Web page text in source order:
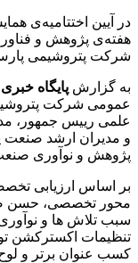
در آیین اختتامیه‌ی
هفته‌ی پژوهش و
شرکت پتروشیمی
به گزارش پایگاه
عمومی شرکت
علمی رییس جمهور،
و مدیران ارشد صنعت
پژوهش و نوآوری
محور تخصصی، حسن
سبب تلاش ها و
تنظیمات اکسترکشن
کسب عنوان برتر و لوح